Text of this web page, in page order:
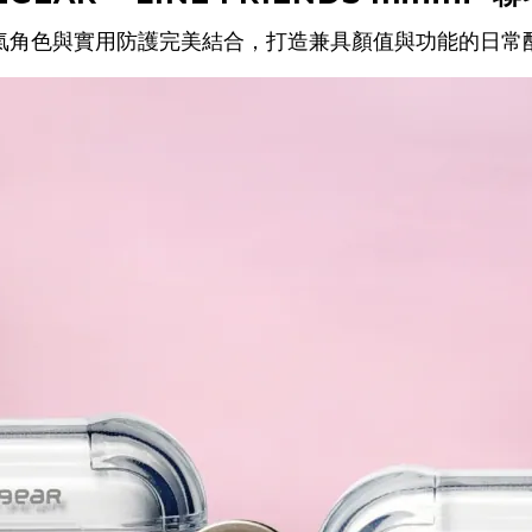
角色與實用防護完美結合，打造兼具顏值與功能的日常